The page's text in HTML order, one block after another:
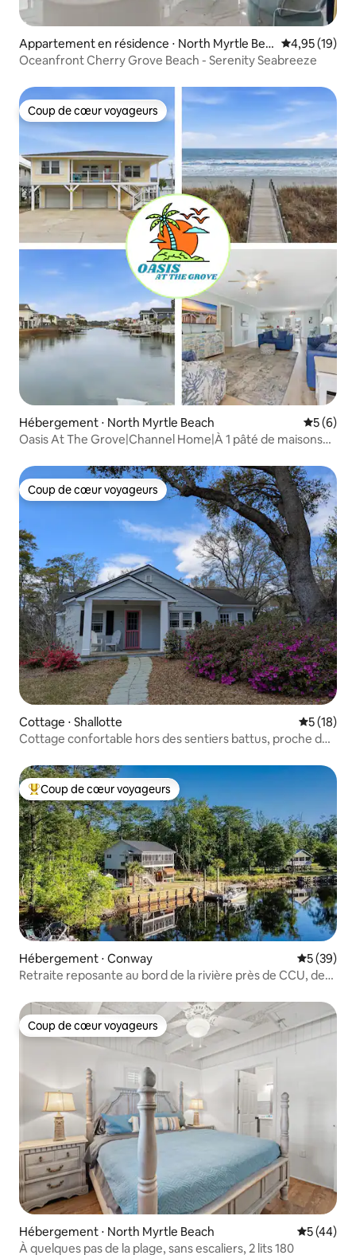
Appartement en résidence ⋅ North Myrtle Bea
ch
Évaluation
4,95 (19)
Oceanfront Cherry Grove Beach - Serenity Seabreeze
Coup de cœur voyageurs
Coup de cœur voyageurs
Hébergement ⋅ North Myrtle Beach
5 (6)
Oasis At The Grove|Channel Home|À 1 pâté de maisons
Coup de cœur voyageurs
Coup de cœur voyageurs
Cottage ⋅ Shallotte
5 (18)
Cottage confortable hors des sentiers battus, proche des
Coups de cœur voyageurs les plus appréciés
Coup de cœur voyageurs
Hébergement ⋅ Conway
5 (39)
Retraite reposante au bord de la rivière près de CCU, de
Coup de cœur voyageurs
Coup de cœur voyageurs
Hébergement ⋅ North Myrtle Beach
5 (44)
À quelques pas de la plage, sans escaliers, 2 lits 180